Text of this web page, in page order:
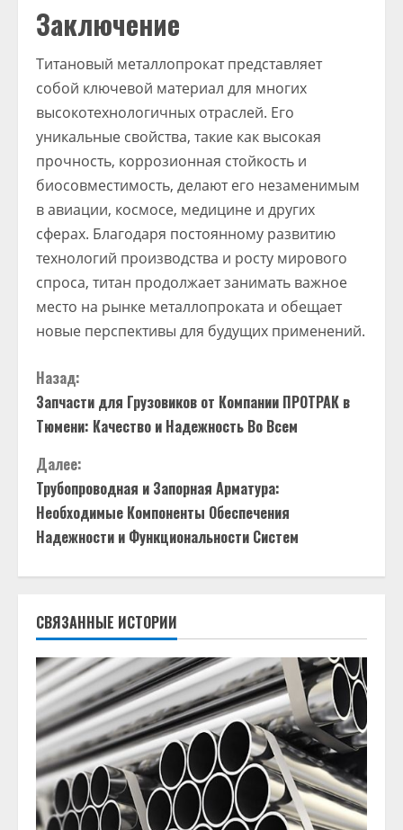
Заключение
Титановый металлопрокат представляет
собой ключевой материал для многих
высокотехнологичных отраслей. Его
уникальные свойства, такие как высокая
прочность, коррозионная стойкость и
биосовместимость, делают его незаменимым
в авиации, космосе, медицине и других
сферах. Благодаря постоянному развитию
технологий производства и росту мирового
спроса, титан продолжает занимать важное
место на рынке металлопроката и обещает
новые перспективы для будущих применений.
П
р
о
д
о
л
ж
и
т
ь
ч
т
Назад:
Запчасти для Грузовиков от Компании ПРОТРАК в
Тюмени: Качество и Надежность Во Всем
Далее:
Трубопроводная и Запорная Арматура:
Необходимые Компоненты Обеспечения
Надежности и Функциональности Систем
СВЯЗАННЫЕ ИСТОРИИ